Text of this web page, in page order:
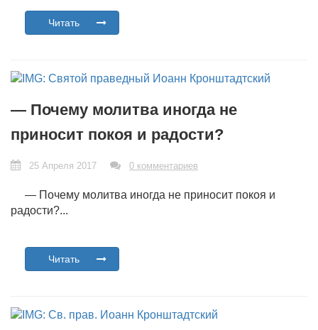
Читать
— Почему молитва иногда не
приносит покоя и радости?
25 Апреля 2017 0 комментариев
— Почему молитва иногда не приносит покоя и
радости?...
Читать